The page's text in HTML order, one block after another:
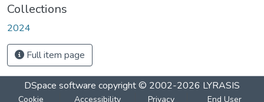
Collections
2024
Full item page
DSpace software copyright © 2002-2026 LYRASIS
Cookie Accessibility Privacy End User